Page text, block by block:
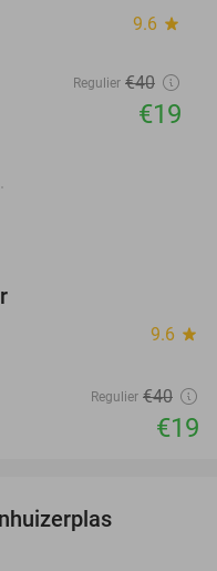
9.6 star
Regulier €40
€19
9.6 star
Regulier €40
€19